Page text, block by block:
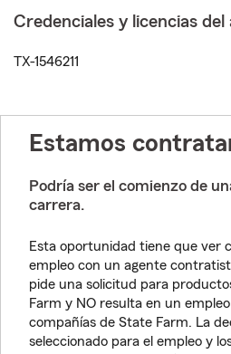
Credenciales y licencias del
TX-1546211
Estamos
Podría ser el comienzo de
carrera.
Esta oportunidad tiene que ver
empleo con un agente
pide una solicitud para
Farm y NO resulta en un
compañías de State Farm. La
seleccionado para el empleo y